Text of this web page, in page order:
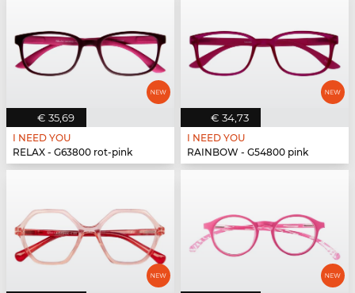
€ 35,69
I NEED YOU
RELAX - G63800 rot-pink
€ 34,73
I NEED YOU
RAINBOW - G54800 pink